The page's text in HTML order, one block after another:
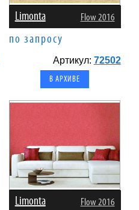
Limonta Flow 2016
по запросу
Артикул: 72502
В АРХИВЕ
Limonta Flow 2016